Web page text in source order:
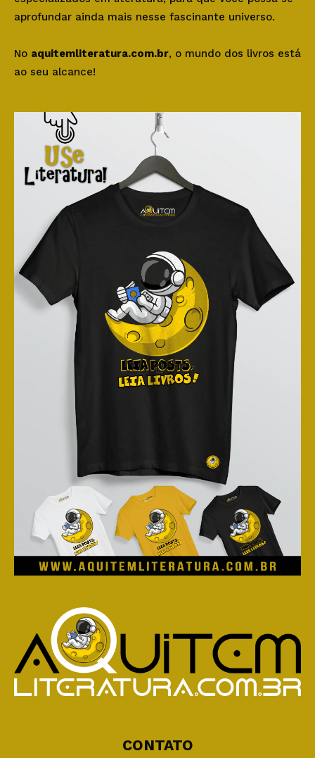
aprofundar ainda mais nesse fascinante universo.
No aquitemliteratura.com.br, o mundo dos livros está
ao seu alcance!
CONTATO